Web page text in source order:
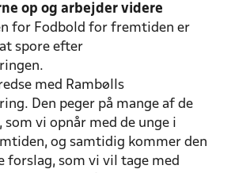
op og arbejder videre
for Fodbold for fremtiden er
spore efter
med Rambølls
Den peger på mange af de
som vi opnår med de unge i
og samtidig kommer den
forslag, som vi vil tage med